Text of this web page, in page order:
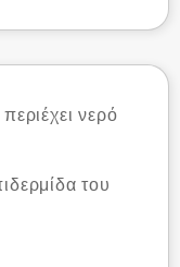
νερό
του